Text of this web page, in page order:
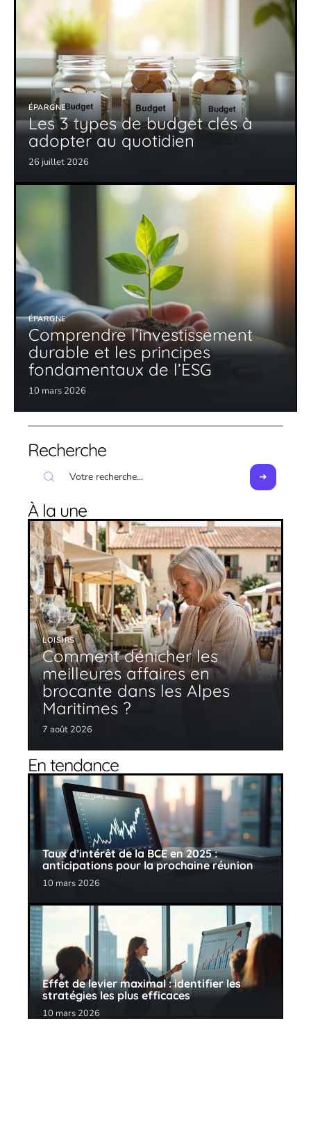
ÉPARGNE
Les 3 types de budget clés à
adopter au quotidien
26 juillet 2026
ÉPARGNE
Comprendre l’investissement
durable et les principes
fondamentaux de l’ESG
10 mars 2026
Recherche
À la une
LOISIRS
Comment dénicher les
meilleures affaires en
brocante dans les Alpes
Maritimes ?
7 août 2026
En tendance
Taux d’intérêt de la BCE en 2025 :
anticipations pour la prochaine réunion
10 mars 2026
Effet de levier maximal : identifier les
stratégies les plus efficaces
10 mars 2026